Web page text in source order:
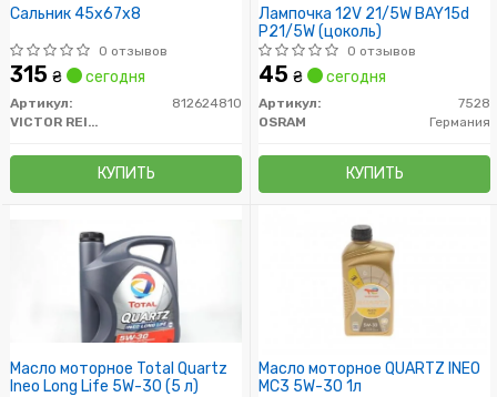
Сальник 45x67x8
0 отзывов
315 ₴ сегодня
Артикул:
812624810
VICTOR REINZ
КУПИТЬ
Лампочка 12V 21/5W BAY15d
P21/5W (цоколь)
0 отзывов
45 ₴ сегодня
Артикул:
7528
OSRAM
Германия
КУПИТЬ
Масло моторное Total Quartz
Ineo Long Life 5W-30 (5 л)
Масло моторное QUARTZ INEO
MC3 5W-30 1л